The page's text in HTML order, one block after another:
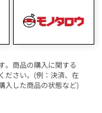
。商品の購入に関する
ださい。(例：決済、在
入した商品の状態など)